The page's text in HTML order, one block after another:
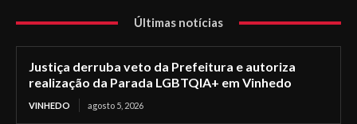
Últimas notícias
Justiça derruba veto da Prefeitura e autoriza
realização da Parada LGBTQIA+ em Vinhedo
VINHEDO agosto 5, 2026